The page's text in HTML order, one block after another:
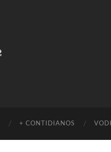
+ CONTIDIANOS